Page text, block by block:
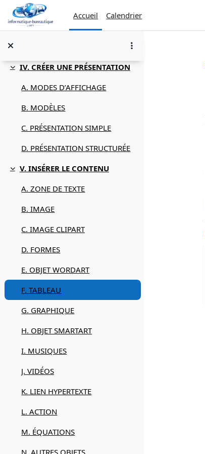
Passer au contenu principal
Accueil
Calendrier
B. FENÊTRE POWERPOINT
C. SOURIS
Replier
IV. CRÉER UNE PRÉSENTATION
A. MODES D’AFFICHAGE
B. MODÈLES
C. PRÉSENTATION SIMPLE
D. PRÉSENTATION STRUCTURÉE
Replier
V. INSÉRER LE CONTENU
A. ZONE DE TEXTE
B. IMAGE
C. IMAGE CLIPART
D. FORMES
E. OBJET WORDART
F. TABLEAU
G. GRAPHIQUE
H. OBJET SMARTART
I. MUSIQUES
J. VIDÉOS
K. LIEN HYPERTEXTE
L. ACTION
M. ÉQUATIONS